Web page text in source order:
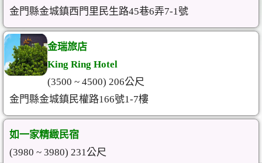
金門縣金城鎮西門里民生路45巷6弄7-1號
金瑞旅店
King Ring Hotel
(3500 ~ 4500) 206公尺
金門縣金城鎮民權路166號1-7樓
如一家精緻民宿
(3980 ~ 3980) 231公尺